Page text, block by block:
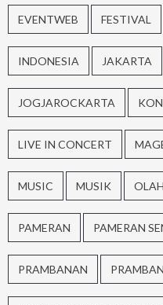
EVENTWEB FESTIVAL
INDONESIA JAKARTA
JOGJAROCKARTA
LIVE IN CONCERT
MUSIC MUSIK
PAMERAN PAMERAN
PRAMBANAN